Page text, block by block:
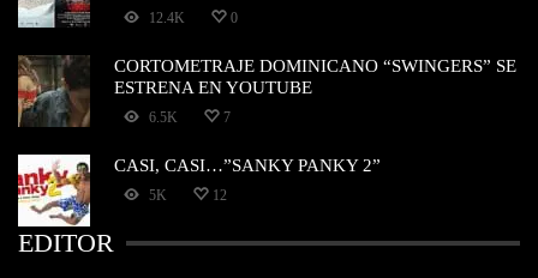
12.4K 0
CORTOMETRAJE DOMINICANO “SWINGERS” SE
ESTRENA EN YOUTUBE
6.5K 7
CASI, CASI…”SANKY PANKY 2”
5K 12
EDITOR